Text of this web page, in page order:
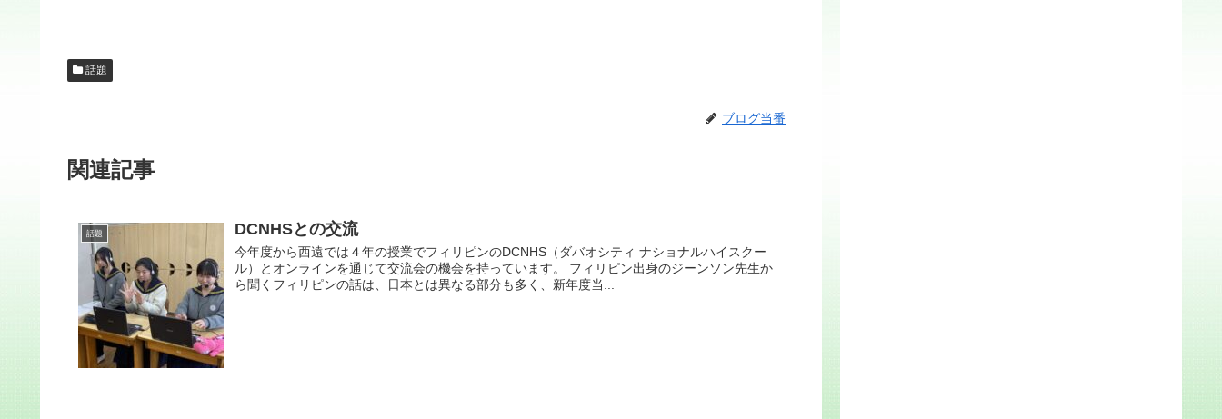
話題
ブログ当番
関連記事
話題 DCNHSとの交流
今年度から西遠では４年の授業でフィリピンのDCNHS（ダバオシティ ナショナルハイスクー
ル）とオンラインを通じて交流会の機会を持っています。 フィリピン出身のジーンソン先生か
ら聞くフィリピンの話は、日本とは異なる部分も多く、新年度当...